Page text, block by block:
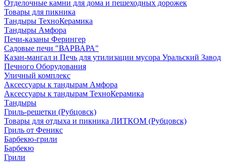
Отделочные камни для дома и пешеходных дорожек
Товары для пикника
Тандыры ТехноКерамика
Тандыры Амфора
Печи-казаны Ферингер
Садовые печи "ВАРВАРА"
Казан-мангал и Печь для утилизации мусора Уральский Завод
Печного Оборудования
Уличный комплекс
Аксессуары к тандырам Амфора
Аксессуары к тандырам ТехноКерамика
Тандыры
Гриль-решетки (Рубцовск)
Товары для отдыха и пикника ЛИТКОМ (Рубцовск)
Гриль от Феникс
Барбекю-грили
Барбекю
Грили